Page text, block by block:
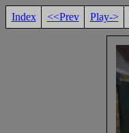
Index <<Prev Play->